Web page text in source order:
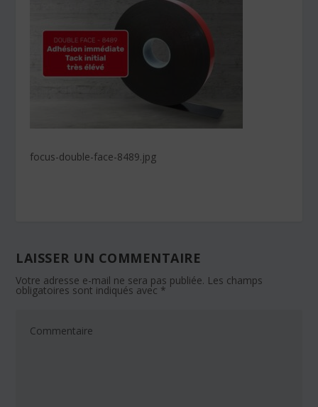
focus-double-face-8489.jpg
LAISSER UN COMMENTAIRE
Votre adresse e-mail ne sera pas publiée. Les champs
obligatoires sont indiqués avec *